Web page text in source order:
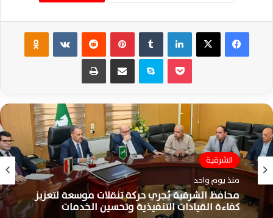
فيسبوك ‫X لينكدإن بينتيريست ‏VKontakte
سكايب مشاركة عبر البريد طباعة
الشرقية
منذ يوم واحد
الشرقية
منذ 3 أيام